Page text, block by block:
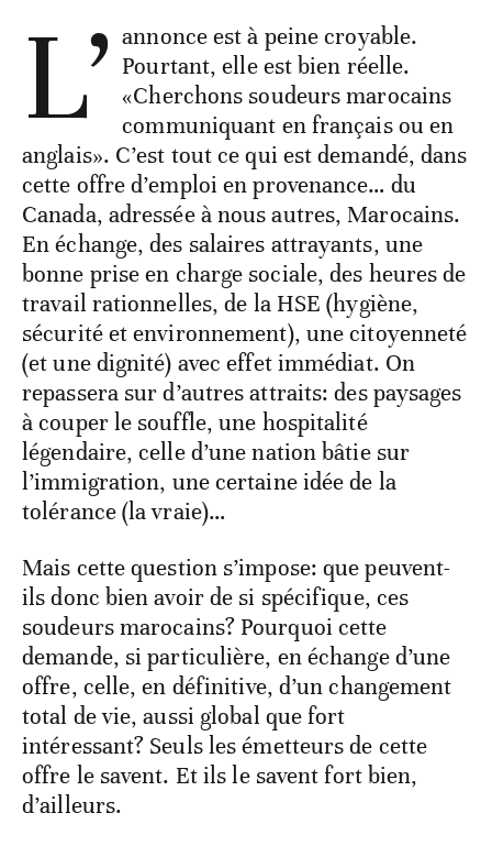
L’ annonce est à peine croyable.
Pourtant, elle est bien réelle.
«Cherchons soudeurs marocains
communiquant en français ou en
anglais». C’est tout ce qui est demandé, dans
cette offre d’emploi en provenance… du
Canada, adressée à nous autres, Marocains.
En échange, des salaires attrayants, une
bonne prise en charge sociale, des heures de
travail rationnelles, de la HSE (hygiène,
sécurité et environnement), une citoyenneté
(et une dignité) avec effet immédiat. On
repassera sur d’autres attraits: des paysages
à couper le souffle, une hospitalité
légendaire, celle d’une nation bâtie sur
l’immigration, une certaine idée de la
tolérance (la vraie)…
Mais cette question s’impose: que peuvent-
ils donc bien avoir de si spécifique, ces
soudeurs marocains? Pourquoi cette
demande, si particulière, en échange d’une
offre, celle, en définitive, d’un changement
total de vie, aussi global que fort
intéressant? Seuls les émetteurs de cette
offre le savent. Et ils le savent fort bien,
d’ailleurs.